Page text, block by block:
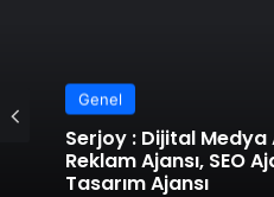
Genel
Serjoy : Dijital Medya Ajansı, Google
Reklam Ajansı, SEO
Tasarım Ajansı